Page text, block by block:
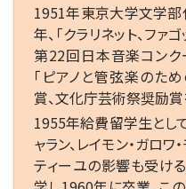
1951年東京大学文学部
年、「クラリネット、ファ
第22回日本音楽コン
「ピアノと管弦楽のた
賞、文化庁芸術祭奨励賞
1955年給費留学生とし
ャラン、レイモン・ガロワ
ティーユの影響も受け